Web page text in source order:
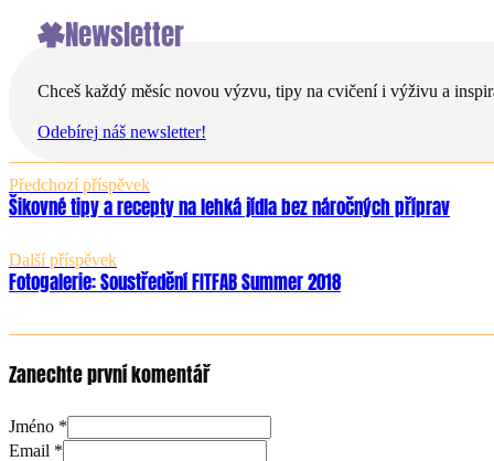
Newsletter
Chceš každý měsíc novou výzvu, tipy na cvičení i výživu a
Odebírej náš newsletter!
Předchozí příspěvek
Šikovné tipy a recepty na lehká jídla bez náročných příprav
Další příspěvek
Fotogalerie: Soustředění FITFAB Summer 2018
Zanechte první komentář
Jméno *
Email *